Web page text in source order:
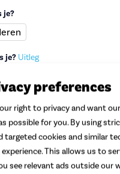
je?
je? Uitleg
155 - 165 cm 166 - 175 cm
je?Uitleg
500 Wh
60 - 120 km+200,-
preferences
right to privacy and want
possible for you. By using
targeted cookies and similar
This allows us to
see relevant ads outside our